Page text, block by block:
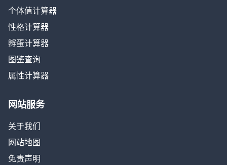
个体值计算器
性格计算器
孵蛋计算器
图鉴查询
属性计算器
网站服务
关于我们
网站地图
免责声明